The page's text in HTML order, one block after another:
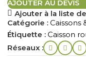
AJOUTER AU DEVIS
Ajouter à la liste
Catégorie : Caissons
Étiquette : Caisson
Réseaux :